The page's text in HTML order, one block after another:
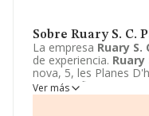
Sobre Ruary S. C.
La empresa Ruary S.
de experiencia. Ruary
nova, 5, les Planes
CNAE se fine como
de publicidad. El
Ver más